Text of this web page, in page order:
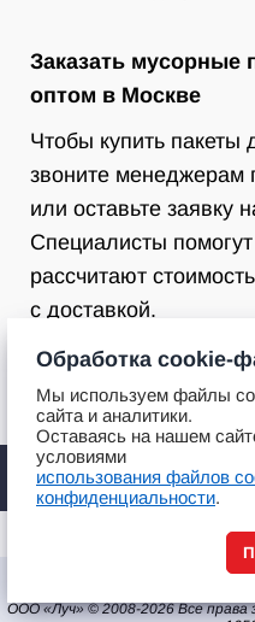
Заказать мусорные
оптом в Москве
Чтобы купить пакеты
звоните менеджерам
или оставьте заявку
Специалисты
рассчитают
с доставкой.
ООО «Луч»© 2008-2026 Все
Обработка cookie-
Мы используем файлы
сайта и аналитики.
Оставаясь на нашем
условиями
использования файлов
конфиденциальности.